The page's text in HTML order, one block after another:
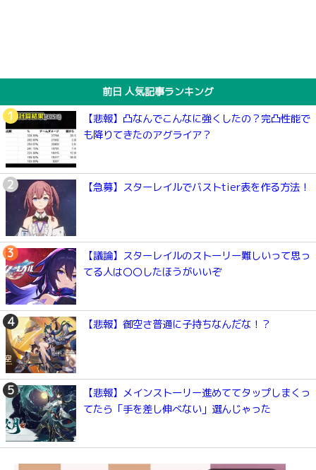
前日 人気記事ランキング
【悲報】凸なんでこんなに強くしたの？完凸性能で
も降りてきたのアグライア？
【急募】スターレイルでバストtier表を作る方法！
【議論】スターレイルのストーリー難しいって思っ
てる人は〇〇したほうがいいぞ
【悲報】御空さ普通に子持ちなんだな！？
【悲報】メインストーリー進めててタップしまくっ
てたら「手を差し伸べない」選んじゃった